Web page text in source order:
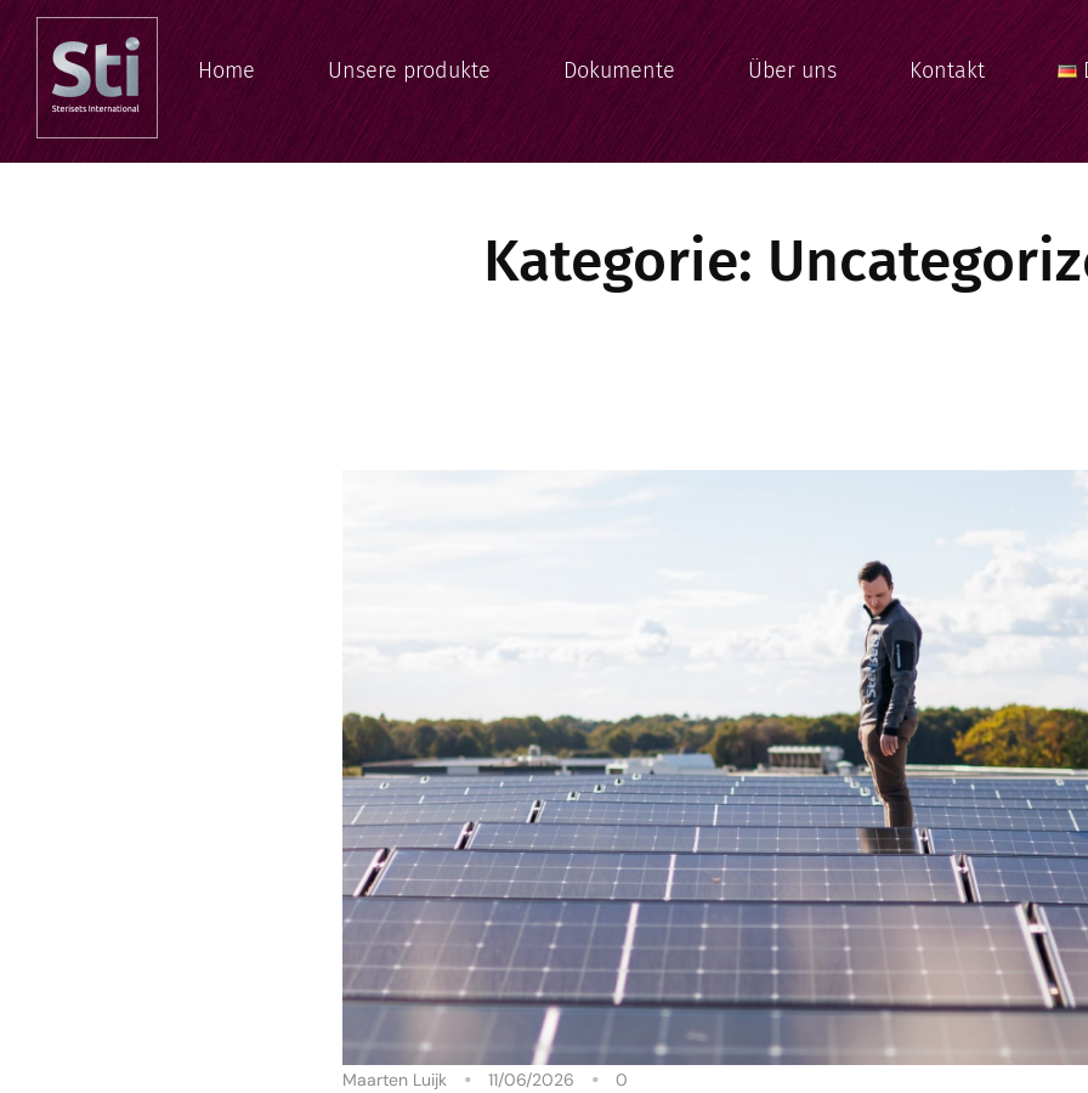
Home Unsere produkte Dokumente Über uns Kontakt
Kategorie:
Maarten Luijk 11/06/2026 0